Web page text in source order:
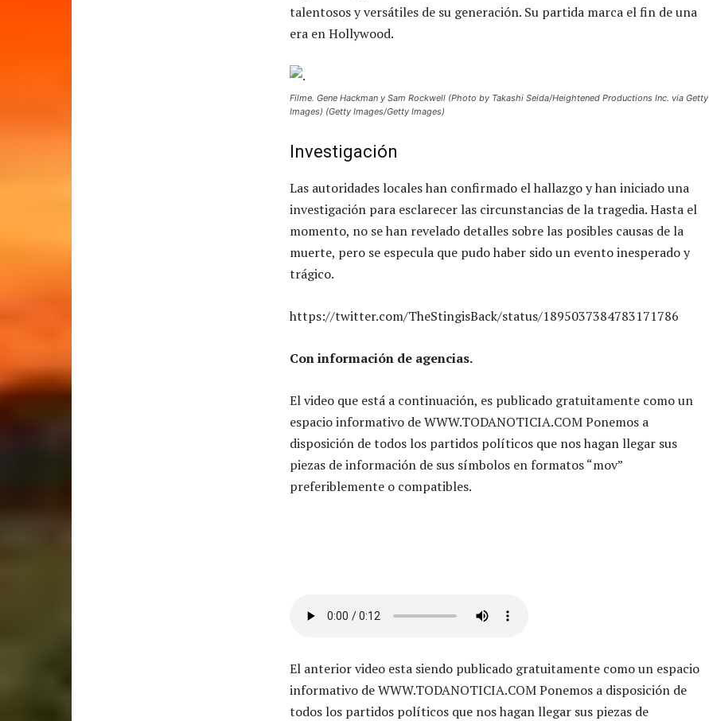
talentosos y versátiles de su generación. Su partida marca el fin de una
era en Hollywood.
Filme. Gene Hackman y Sam Rockwell (Photo by Takashi Seida/Heightened Productions Inc. via Getty
Images) (Getty Images/Getty Images)
Investigación
Las autoridades locales han confirmado el hallazgo y han iniciado una
investigación para esclarecer las circunstancias de la tragedia. Hasta el
momento, no se han revelado detalles sobre las posibles causas de la
muerte, pero se especula que pudo haber sido un evento inesperado y
trágico.
https://twitter.com/TheStingisBack/status/1895037384783171786
Con información de agencias.
El video que está a continuación, es publicado gratuitamente como un
espacio informativo de WWW.TODANOTICIA.COM Ponemos a
disposición de todos los partidos políticos que nos hagan llegar sus
piezas de información de sus símbolos en formatos “mov”
preferiblemente o compatibles.
El anterior video esta siendo publicado gratuitamente como un espacio
informativo de WWW.TODANOTICIA.COM Ponemos a disposición de
todos los partidos políticos que nos hagan llegar sus piezas de